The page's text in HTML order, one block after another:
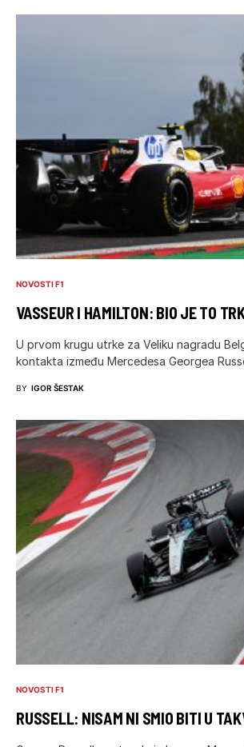
NOVOSTI F1
VASSEUR I HAMILTON: BIO JE TO
U prvom krugu utrke za Veliku nagradu
kontakta između Mercedesa Georgea
BY IGOR ŠESTAK
NOVOSTI F1
RUSSELL: NISAM NI SMIO BITI U